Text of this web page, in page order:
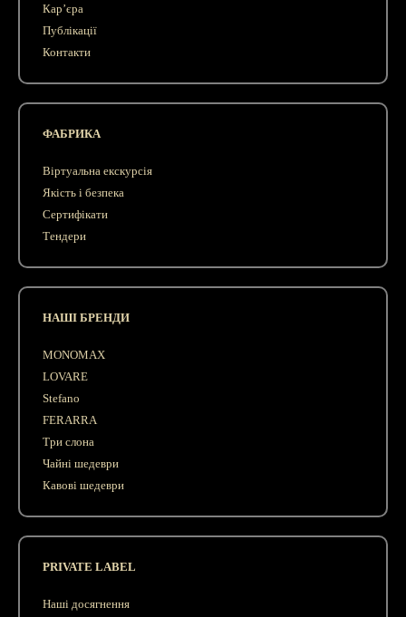
Кар’єра
Публікації
Контакти
ФАБРИКА
Віртуальна екскурсія
Якість і безпека
Сертифікати
Тендери
НАШІ БРЕНДИ
MONOMAX
LOVARE
Stefano
FERARRA
Три слона
Чайні шедеври
Кавові шедеври
PRIVATE LABEL
Наші досягнення